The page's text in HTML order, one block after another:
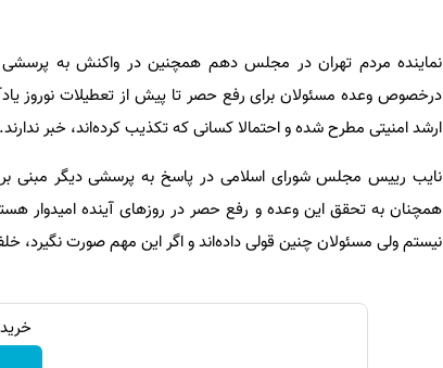
نماینده مردم تهران در مجلس دهم همچنین در واکنش به
درخصوص وعده مسئولان برای رفع حصر تا پیش از تعطیلات نوروز
ارشد امنیتی مطرح شده و احتمالا کسانی که تکذیب کرده‌‌اند، خبر ندارند.
نایب رییس مجلس شورای اسلامی در پاسخ به پرسشی دیگر مبنی بر
همچنان به تحقق این وعده و رفع حصر در روزهای آینده امیدوار
نیستم ولی مسئولان چنین قولی داده‌اند و اگر این مهم صورت نگیرد،
خرید